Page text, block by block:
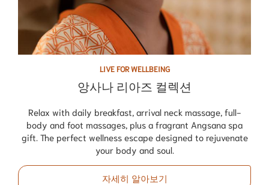
LIVE FOR WELLBEING
앙사나 리아즈 컬렉션
Relax with daily breakfast, arrival neck massage, full-
body and foot massages, plus a fragrant Angsana spa
gift. The perfect wellness escape designed to rejuvenate
your body and soul.
자세히 알아보기